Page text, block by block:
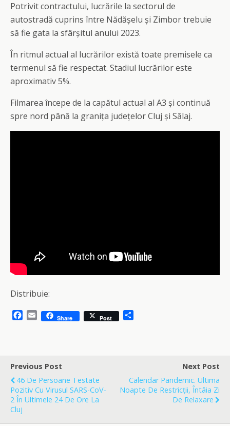
Potrivit contractului, lucrările la sectorul de
autostradă cuprins între Nădășelu și Zimbor trebuie
să fie gata la sfârșitul anului 2023.
În ritmul actual al lucrărilor există toate premisele ca
termenul să fie respectat. Stadiul lucrărilor este
aproximativ 5%.
Filmarea începe de la capătul actual al A3 și continuă
spre nord până la granița județelor Cluj și Sălaj.
Distribuie:
b
o
o
k
E
l
Share Post
e
Previous Post
46 De Persoane Testate
Pozitiv Cu Virusul SARS-CoV-
2 În Ultimele 24 De Ore La
Cluj
Next Post
Calendar Pandemic. Ultima
Noapte De Restricții, Întâia Zi
De Relaxare